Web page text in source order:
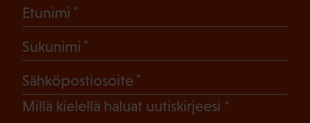
Etunimi
Sukunimi
Sähköpostiosoite
Millä kielellä haluat uutiskirjeesi (Pakollinen)